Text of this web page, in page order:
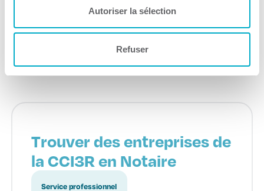
Autoriser la sélection
Refuser
Consulter le site Web
Trouver des entreprises de
la CCI3R en Notaire
Service professionnel